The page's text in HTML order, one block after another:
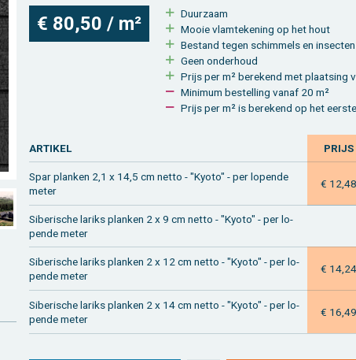
€ 80,50 / m²
Duur­zaam
Mooie vlam­te­ke­ning op het hout
Be­stand tegen schim­mels en in­sec­ten
Geen on­der­houd
Prijs per m² be­re­kend met plaat­sing
Mi­ni­mum be­stel­ling vanaf 20 m²
Prijs per m² is be­re­kend op het
AR­TI­KEL PRIJS
Spar plan­ken 2,1 x 14,5 cm netto - "Kyoto" - per lo­pen­de
meter
€ 12,48
Si­be­ri­sche la­riks plan­ken 2 x 9 cm netto - "Kyoto" - per lo­
pen­de meter
Si­be­ri­sche la­riks plan­ken 2 x 12 cm netto - "Kyoto" - per lo­
pen­de meter
€ 14,24
Si­be­ri­sche la­riks plan­ken 2 x 14 cm netto - "Kyoto" - per lo­
pen­de meter
€ 16,49